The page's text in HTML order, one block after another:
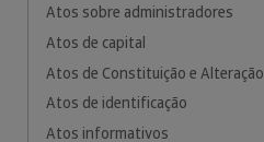
Atos sobre administradores
Atos de capital
Atos de Constituição e Alteração
Atos de identificação
Atos informativos